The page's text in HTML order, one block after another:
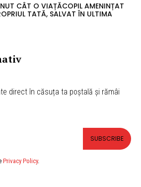
CÂT O VIAȚĂCOPIL AMENINȚAT
TATĂ, SALVAT ÎN ULTIMA
direct în căsuța ta poștală și rămâi
SUBSCRIBE
Privacy Policy.